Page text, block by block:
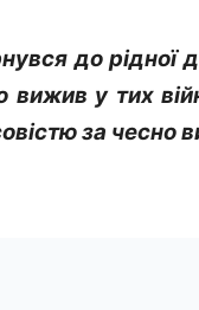
до рідної
у тих
за чесно